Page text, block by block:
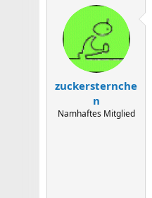
zuckersternche
n
Namhaftes Mitglied